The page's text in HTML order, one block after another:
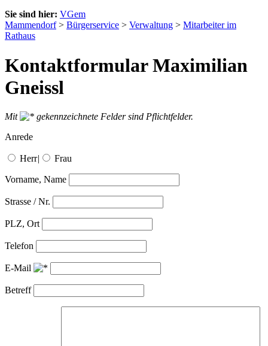
Sie sind hier: VGem
Mammendorf> Bürgerservice > Verwaltung > Mitarbeiter im
Rathaus
Kontaktformular Maximilian
Gneissl
Mit
gekennzeichnete Felder sind Pflichtfelder.
Anrede
Herr| Frau
Vorname, Name
Strasse / Nr.
PLZ, Ort
Telefon
E-Mail
Betreff